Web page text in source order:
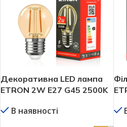
Декоративна LED лампа
ETRON 2W E27 G45 2500K
В наявності